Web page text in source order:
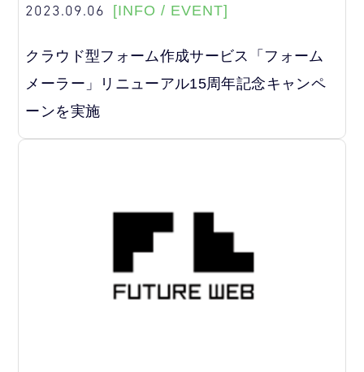
2023.09.06 [INFO / EVENT]
クラウド型フォーム作成サービス「フォーム
メーラー」リニューアル15周年記念キャンペ
ーンを実施